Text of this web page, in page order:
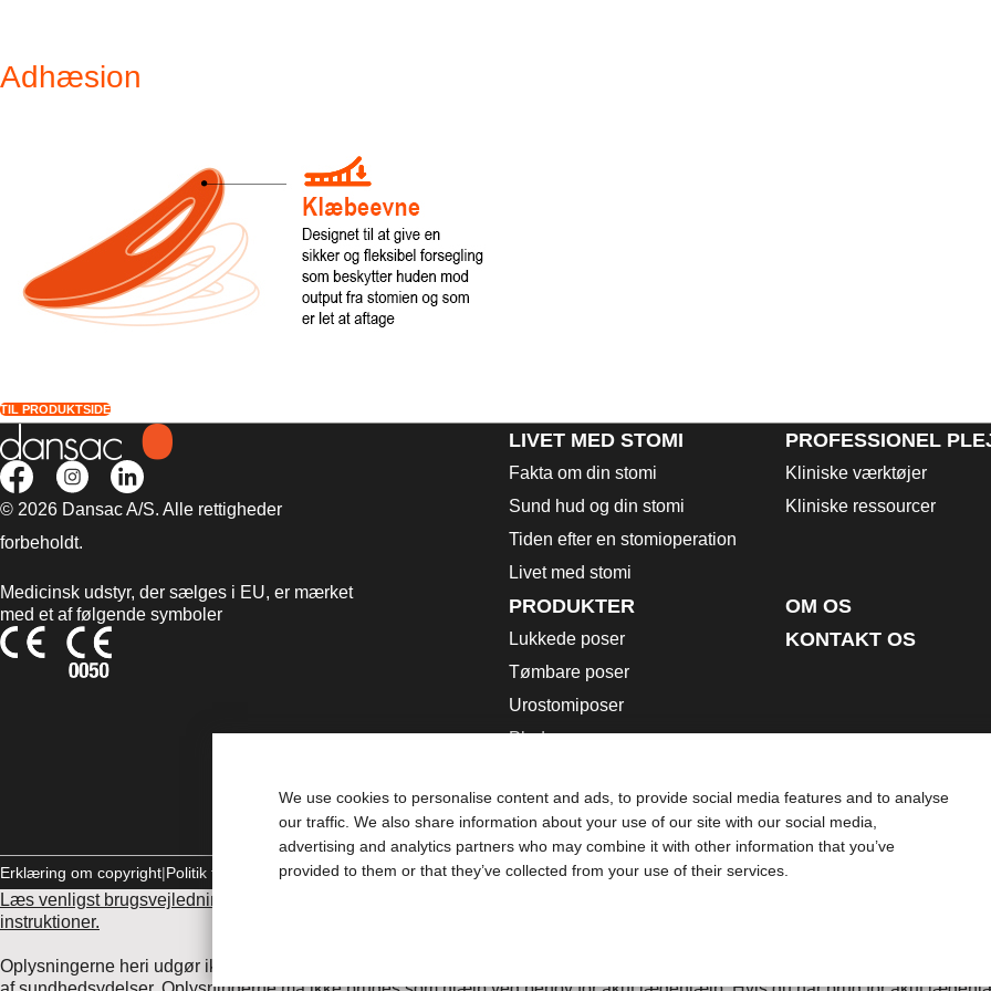
We use cookies to personalise content and ads, to provide social media features and to analyse
our traffic. We also share information about your use of our site with our social media,
advertising and analytics partners who may combine it with other information that you’ve
provided to them or that they’ve collected from your use of their services.
Adhæsion
TIL PRODUKTSIDE
© 2026 Dansac A/S. Alle rettigheder
forbeholdt.
Medicinsk udstyr, der sælges i EU, er mærket
med et af følgende symboler
LIVET MED STOMI
Fakta om din stomi
Sund hud og din stomi
Tiden efter en stomioperation
Livet med stomi
PROFESSIONEL
Kliniske værktøjer
Kliniske ressourcer
PRODUKTER
Lukkede poser
Tømbare poser
Urostomiposer
Plader
Brugsanvisning
Sikkerhedsdatablade
OM OS
KONTAKT OS
Erklæring om copyright Politik til beskyttelse af personlige oplysninger Brug af cookies
Læs venligst brugsvejledningen inden brug for information vedrørende brug, kontraindikationer, advarsler,
instruktioner.
Oplysningerne heri udgør ikke lægehjælp, og de er ikke beregnet som erstatning for rådgivning fra din egen læge eller andre